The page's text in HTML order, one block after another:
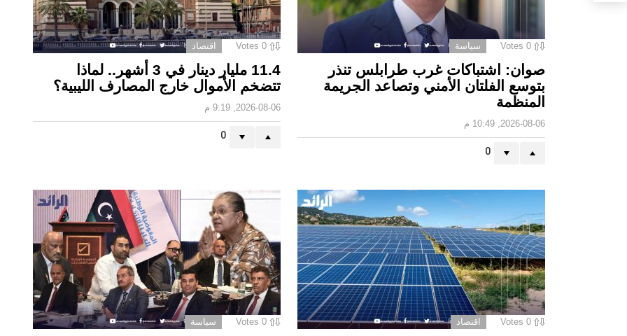
0
Votes سياسة
صوان: اشتباكات غرب طرابلس تنذر
بتوسع الفلتان الأمني وتصاعد الجريمة
المنظمة
2026-08-06, 10:49 م
0
0
Votes اقتصاد
11.4 مليار دينار في 3 أشهر.. لماذا
تتضخم الأموال خارج المصارف الليبية؟
2026-08-06, 9:19 م
0
0
Votes اقتصاد 0
Votes سياسة